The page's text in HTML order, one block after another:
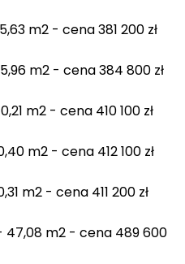
m2 - cena 381 200 zł
m2 - cena 384 800 zł
m2 - cena 410 100 zł
m2 - cena 412 100 zł
m2 - cena 411 200 zł
47,08 m2 - cena 489 600